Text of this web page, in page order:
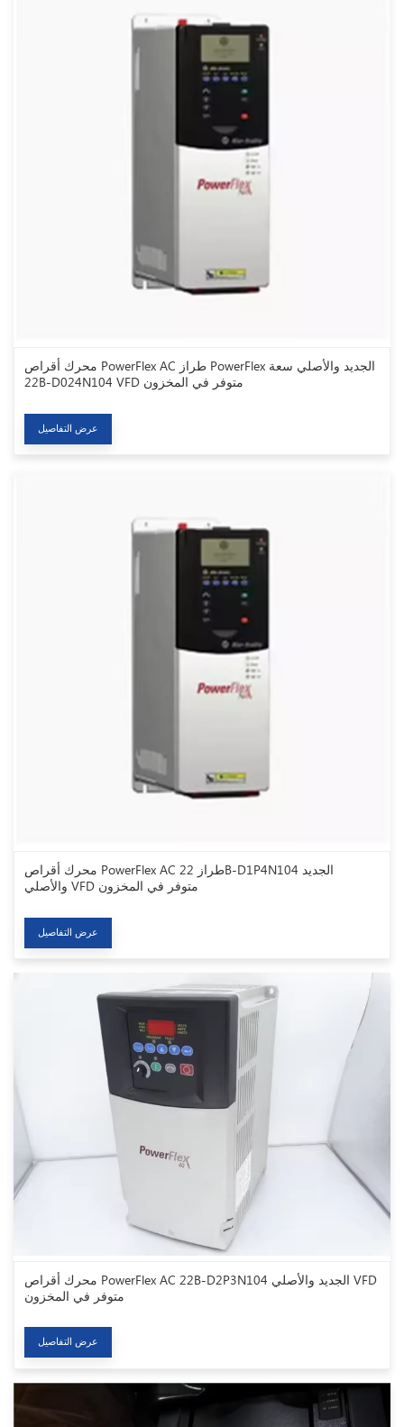
محرك أقراص PowerFlex AC طراز PowerFlex الجديد والأصلي سعة
22B-D024N104 VFD متوفر في المخزون
عرض التفاصيل
محرك أقراص PowerFlex AC طراز 22B-D1P4N104 الجديد
والأصلي VFD متوفر في المخزون
عرض التفاصيل
محرك أقراص PowerFlex AC 22B-D2P3N104 الجديد والأصلي VFD
متوفر في المخزون
عرض التفاصيل